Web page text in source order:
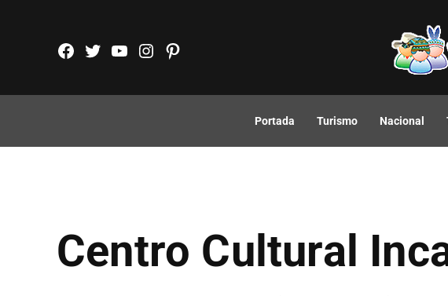
contenido
FB TW YouTubeInstagram
Pinterest
Portada Turismo Nacional
Centro Cultural